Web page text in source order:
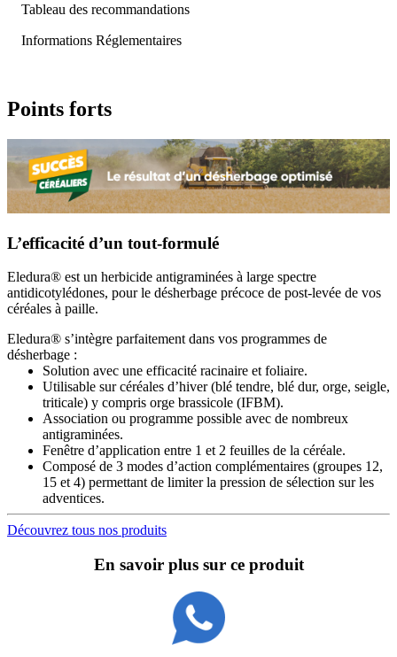
Tableau des recommandations
Informations Réglementaires
Points forts
L’efficacité d’un tout-formulé
Eledura® est un herbicide antigraminées à large spectre
antidicotylédones, pour le désherbage précoce de post-levée de vos
céréales à paille.
Eledura® s’intègre parfaitement dans vos programmes de
désherbage :
Solution avec une efficacité racinaire et foliaire.
Utilisable sur céréales d’hiver (blé tendre, blé dur, orge, seigle,
triticale) y compris orge brassicole (IFBM).
Association ou programme possible avec de nombreux
antigraminées.
Fenêtre d’application entre 1 et 2 feuilles de la céréale.
Composé de 3 modes d’action complémentaires (groupes 12,
15 et 4) permettant de limiter la pression de sélection sur les
adventices.
Découvrez tous nos produits
En savoir plus sur ce produit